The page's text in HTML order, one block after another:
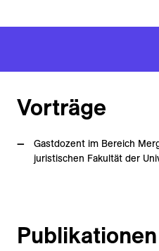
Vorträge
Gastdozent im Bereich
juristischen Fakultät der
Publikationen